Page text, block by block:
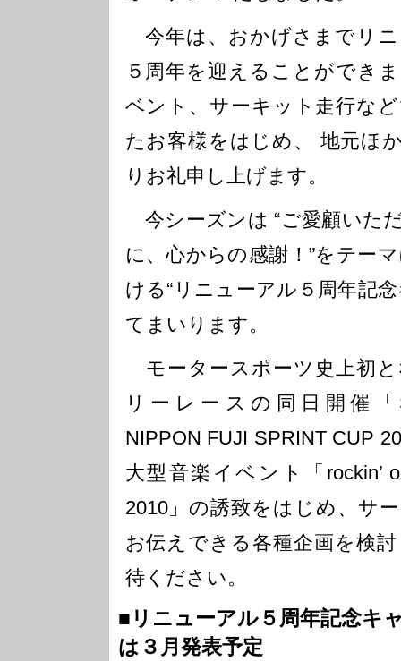
今年は、おかげさまでリ
５周年を迎えることができ
ベント、サーキット走行な
たお客様をはじめ、 地元ほ
りお礼申し上げます。
今シーズンは “ご愛顧いた
に、心からの感謝！”をテー
ける“リニューアル５周年記
てまいります。
モータースポーツ史上初
リーレースの同日開催「
NIPPON FUJI SPRINT CUP
大型音楽イベント「rockin’
2010」の誘致をはじめ、サ
お伝えできる各種企画を検
待ください。
■リニューアル５周年記念キ
は３月発表予定